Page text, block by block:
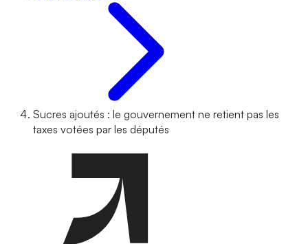
Sucres ajoutés : le gouvernement ne retient pas les
taxes votées par les députés